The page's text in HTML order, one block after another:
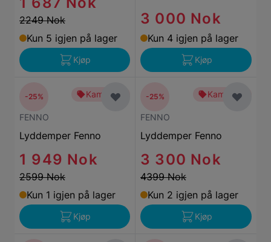
2249 Nok
Kun 5 igjen på lager
Kjøp
3 000 Nok
Kun 4 igjen på lager
Kjøp
Kampanje
FENNO
Lyddemper Fenno
1 949 Nok
2599 Nok
-25%
Kun 1 igjen på lager
Kjøp
Kampanje
FENNO
Lyddemper Fenno
3 300 Nok
4399 Nok
-25%
Kun 2 igjen på lager
Kjøp